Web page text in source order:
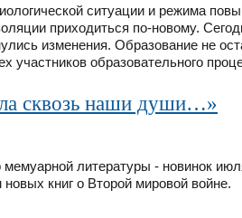
ситуации и режима
приходиться по-новому.
изменения. Образование не
участников образовательного
сквозь наши души…»
литературы - новинок
книг о Второй мировой войне.